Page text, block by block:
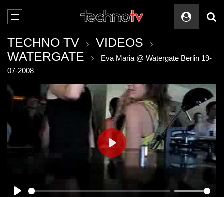
TECHNO TV
VIDEOS
WATERGATE
Eva Maria @ Watergate Berlin 19-
07-2008
PLAY